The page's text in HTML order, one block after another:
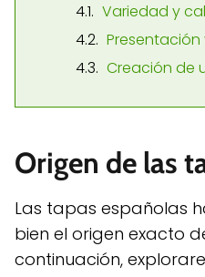
Variedad y
Creación de
Origen de las
Las tapas españolas
bien el origen exacto
continuación,